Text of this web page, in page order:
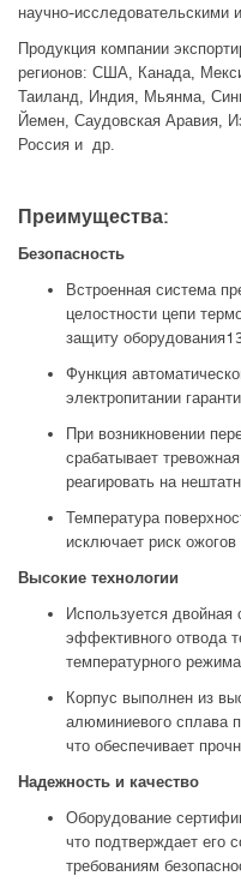
научно-исследовательскими
Продукция компании
регионов: США, Канада,
Таиланд, Индия, Мьянма,
Йемен, Саудовская Аравия,
Россия и др.
Преимущества:
Безопасность
Встроенная система
целостности цепи
защиту оборудования1
Функция
электропитании
При возникновении
срабатывает
реагировать на
Температура
исключает риск
Высокие технологии
Используется
эффективного отвода
температурного
Корпус выполнен из
алюминиевого сплава
что обеспечивает
Надежность и качество
Оборудование
что подтверждает его
требованиям